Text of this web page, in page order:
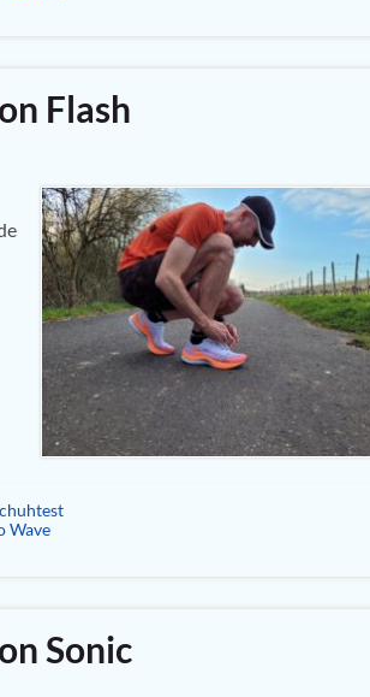
Flash
Wave
Sonic